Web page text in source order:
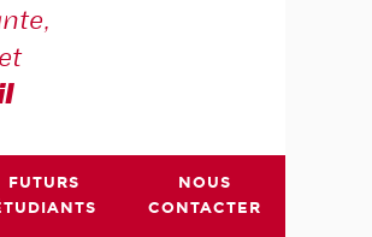
FUTURS
NOUS
CONTACTER